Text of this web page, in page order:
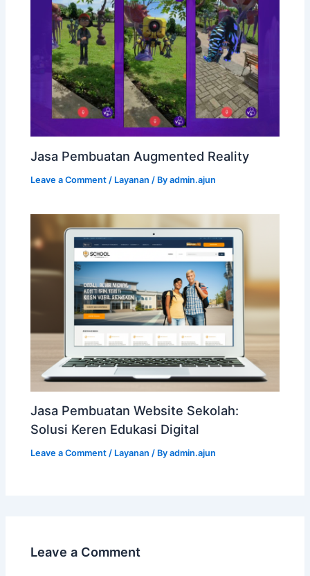
Jasa Pembuatan Augmented Reality
Leave a Comment / Layanan / Byadmin.ajun
Jasa Pembuatan Website Sekolah:
Solusi Keren Edukasi Digital
Leave a Comment / Layanan / Byadmin.ajun
Leave a Comment